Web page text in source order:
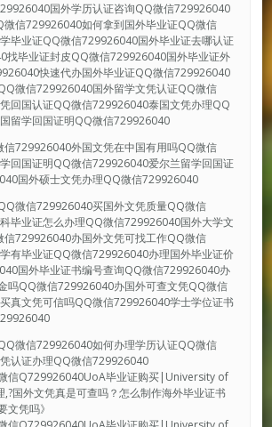
国外学历认证咨询QQ微信729926040
微信729926040如何拿到国外毕业证QQ微信
毕业证QQ微信729926040国外毕业证去哪认证
找毕业证封皮QQ微信729926040国外毕业证外
快速代办国外毕业证QQ微信729926040
微信729926040国外留学文凭认证QQ微信
回国认证QQ微信729926040泰国文凭办理QQ
留学回国证明QQ微信729926040
信729926040外国文凭在中国有用吗QQ微信
回国证明QQ微信729926040爱尔兰留学回国证
国外硕士文凭办理QQ微信729926040
微信729926040买国外文凭质量QQ微信
毕业证怎么办理QQ微信729926040国外大学文
信729926040办国外文凭可找工作QQ微信
有毕业证QQ微信729926040办理国外毕业证价
国外毕业证书编号查询QQ微信729926040办
吗QQ微信729926040办国外可查文凭QQ微信
真文凭可信吗QQ微信729926040学士学位证书
微信729926040如何办理学历认证QQ微信
认证办理QQ微信729926040
微信Q729926040UoA毕业证购买|University of
国外文凭真是可查吗？怎么制作海外毕业证书
文凭吗》